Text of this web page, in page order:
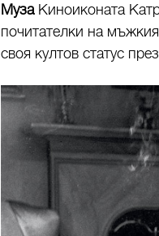
МузаКиноиконата
почитателки на
своя култов статус